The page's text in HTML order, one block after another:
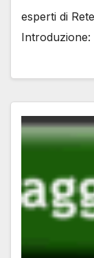
esperti di